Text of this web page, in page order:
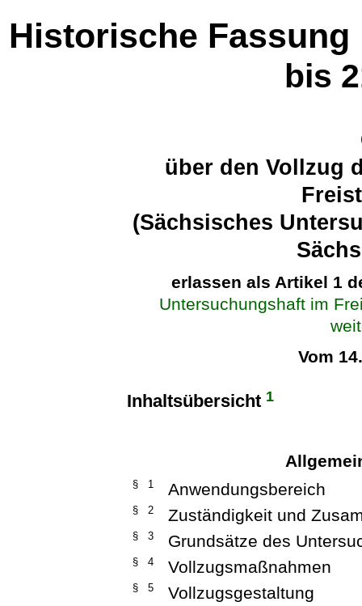
Historische Fassung
bis
über den Vollzug
(Sächsisches
erlassen als Artikel 1
Untersuchungshaft im
Vom
Inhaltsübersicht 1
§ 1 Anwendungsbereich
§ 2 Zuständigkeit und
§ 3 Grundsätze des
§ 4 Vollzugsmaßnahmen
§ 5 Vollzugsgestaltung